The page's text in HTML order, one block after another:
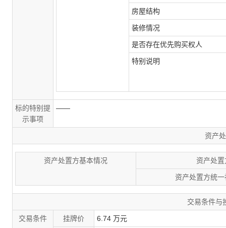
房屋结构
装修情况
是否存在优先购买权人
特别说明
标的特别提
示事项
——
资产
资产处置方基本情况 资产处
资产处置方统
交易条件与
交易条件 挂牌价 6.74 万元